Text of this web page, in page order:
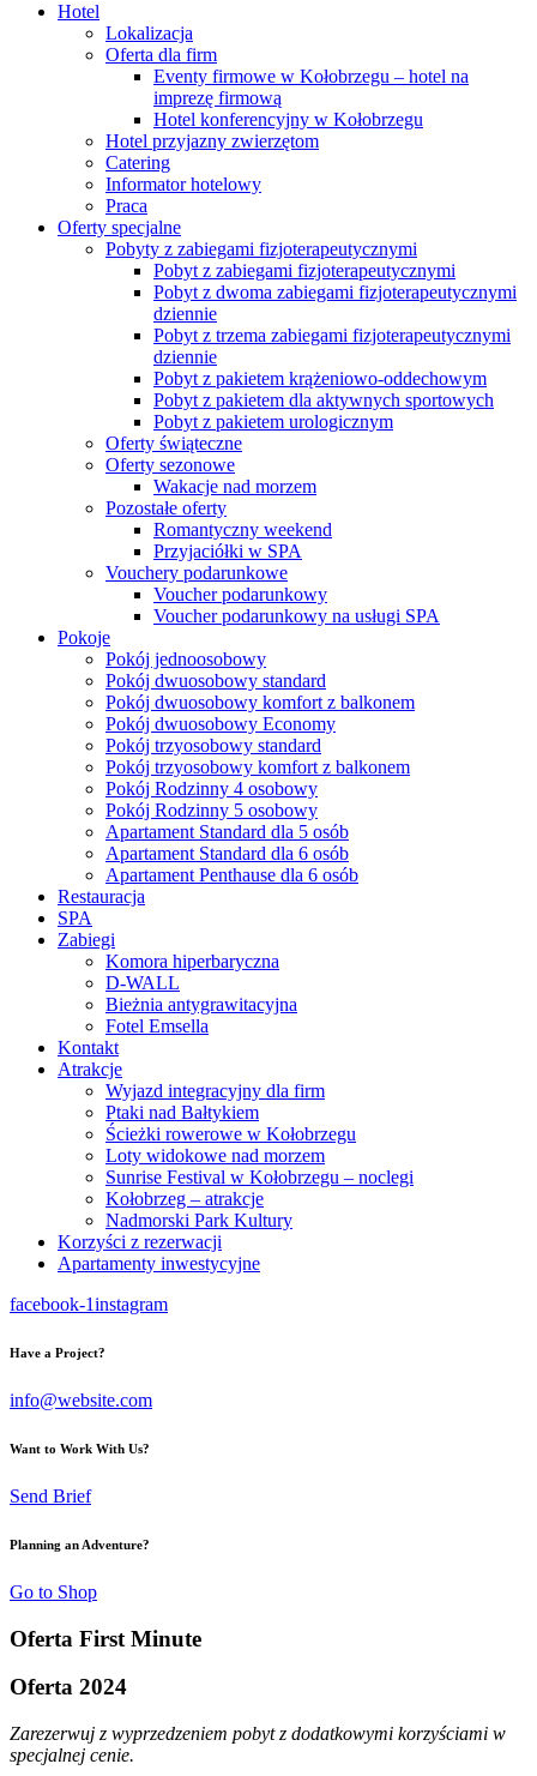
Hotel
Lokalizacja
Oferta dla firm
Eventy firmowe w Kołobrzegu – hotel na
imprezę firmową
Hotel konferencyjny w Kołobrzegu
Hotel przyjazny zwierzętom
Catering
Informator hotelowy
Praca
Oferty specjalne
Pobyty z zabiegami fizjoterapeutycznymi
Pobyt z zabiegami fizjoterapeutycznymi
Pobyt z dwoma zabiegami fizjoterapeutycznymi
dziennie
Pobyt z trzema zabiegami fizjoterapeutycznymi
dziennie
Pobyt z pakietem krążeniowo-oddechowym
Pobyt z pakietem dla aktywnych sportowych
Pobyt z pakietem urologicznym
Oferty świąteczne
Oferty sezonowe
Wakacje nad morzem
Pozostałe oferty
Romantyczny weekend
Przyjaciółki w SPA
Vouchery podarunkowe
Voucher podarunkowy
Voucher podarunkowy na usługi SPA
Pokoje
Pokój jednoosobowy
Pokój dwuosobowy standard
Pokój dwuosobowy komfort z balkonem
Pokój dwuosobowy Economy
Pokój trzyosobowy standard
Pokój trzyosobowy komfort z balkonem
Pokój Rodzinny 4 osobowy
Pokój Rodzinny 5 osobowy
Apartament Standard dla 5 osób
Apartament Standard dla 6 osób
Apartament Penthause dla 6 osób
Restauracja
SPA
Zabiegi
Komora hiperbaryczna
D-WALL
Bieżnia antygrawitacyjna
Fotel Emsella
Kontakt
Atrakcje
Wyjazd integracyjny dla firm
Ptaki nad Bałtykiem
Ścieżki rowerowe w Kołobrzegu
Loty widokowe nad morzem
Sunrise Festival w Kołobrzegu – noclegi
Kołobrzeg – atrakcje
Nadmorski Park Kultury
Korzyści z rezerwacji
Apartamenty inwestycyjne
facebook-1instagram
Have a Project?
info@website.com
Want to Work With Us?
Send Brief
Planning an Adventure?
Go to Shop
Oferta First Minute
Oferta 2024
Zarezerwuj z wyprzedzeniem pobyt z dodatkowymi korzyściami w
specjalnej cenie.